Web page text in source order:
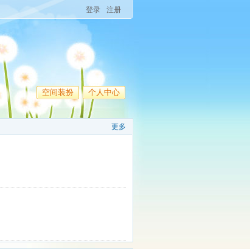
登录 注册
空间装扮 个人中心
更多